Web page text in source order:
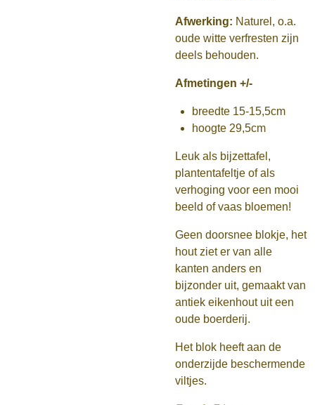
Afwerking: Naturel, o.a.
oude witte verfresten zijn
deels behouden.
Afmetingen +/-
breedte 15-15,5cm
hoogte 29,5cm
Leuk als bijzettafel,
plantentafeltje of als
verhoging voor een mooi
beeld of vaas bloemen!
Geen doorsnee blokje, het
hout ziet er van alle
kanten anders en
bijzonder uit, gemaakt van
antiek eikenhout uit een
oude boerderij.
Het blok heeft aan de
onderzijde beschermende
viltjes.